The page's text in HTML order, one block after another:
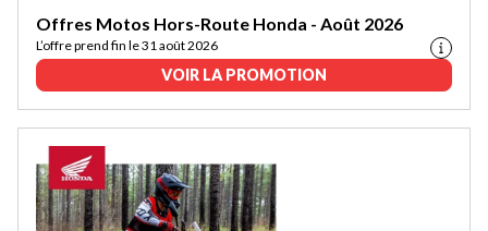
Offres Motos Hors-Route Honda - Août 2026
L’offre prend fin le 31 août 2026
VOIR LA PROMOTION